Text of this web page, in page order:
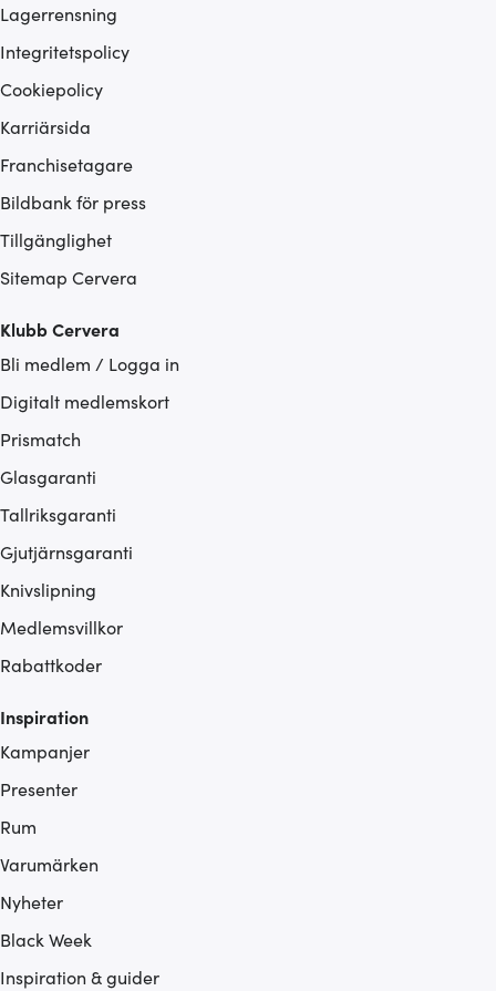
Lagerrensning
Integritetspolicy
Cookiepolicy
Karriärsida
Franchisetagare
Bildbank för press
Tillgänglighet
Sitemap Cervera
Klubb Cervera
Bli medlem / Logga in
Digitalt medlemskort
Prismatch
Glasgaranti
Tallriksgaranti
Gjutjärnsgaranti
Knivslipning
Medlemsvillkor
Rabattkoder
Inspiration
Kampanjer
Presenter
Rum
Varumärken
Nyheter
Black Week
Inspiration & guider